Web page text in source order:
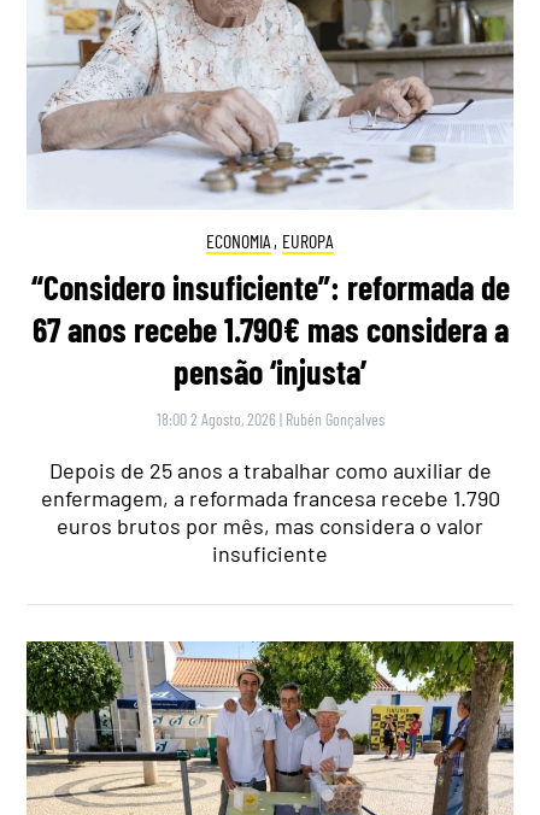
ECONOMIA , EUROPA
“Considero insuficiente”: reformada de
67 anos recebe 1.790€ mas considera a
pensão ‘injusta’
18:00 2 Agosto, 2026 | Rubén Gonçalves
Depois de 25 anos a trabalhar como auxiliar de
enfermagem, a reformada francesa recebe 1.790
euros brutos por mês, mas considera o valor
insuficiente